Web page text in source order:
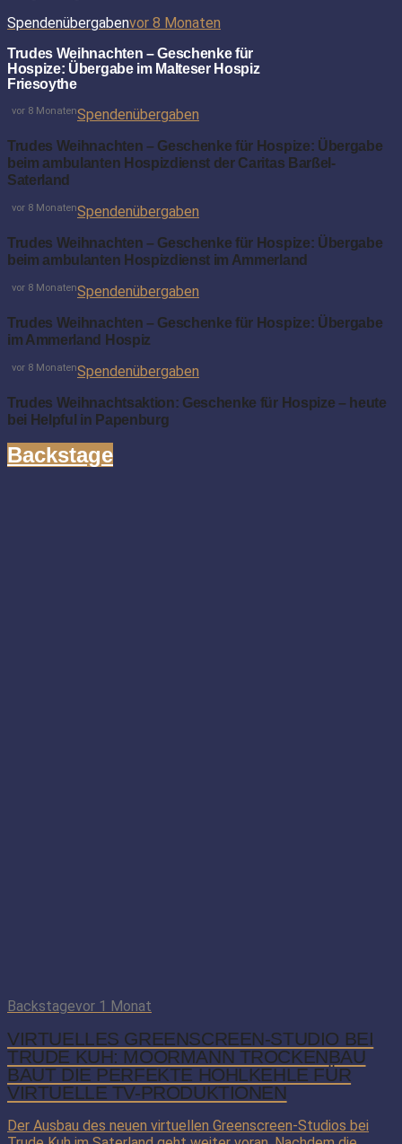
Spendenübergabenvor 8 Monaten
Trudes Weihnachten – Geschenke für
Hospize: Übergabe im Malteser Hospiz
Friesoythe
Spendenübergaben
vor 8 Monaten
Trudes Weihnachten – Geschenke für Hospize: Übergabe
beim ambulanten Hospizdienst der Caritas Barßel-
Saterland
Spendenübergaben
vor 8 Monaten
Trudes Weihnachten – Geschenke für Hospize: Übergabe
beim ambulanten Hospizdienst im Ammerland
Spendenübergaben
vor 8 Monaten
Trudes Weihnachten – Geschenke für Hospize: Übergabe
im Ammerland Hospiz
Spendenübergaben
vor 8 Monaten
Trudes Weihnachtsaktion: Geschenke für Hospize – heute
bei Helpful in Papenburg
Backstage
Backstagevor 1 Monat
VIRTUELLES GREENSCREEN-STUDIO BEI
TRUDE KUH: MOORMANN TROCKENBAU
BAUT DIE PERFEKTE HOHLKEHLE FÜR
VIRTUELLE TV-PRODUKTIONEN
Der Ausbau des neuen virtuellen Greenscreen-Studios bei